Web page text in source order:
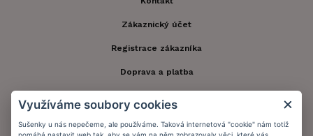
Zákaznický účet
Registrace zákazníka
Doprava a platba
Využíváme soubory cookies
Sušenky u nás nepečeme, ale používáme. Taková internetová "cookie" nám totiž